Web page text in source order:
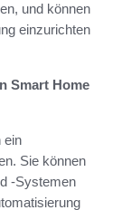
und können
einzurichten
Smart Home
ein
Sie können
-Systemen